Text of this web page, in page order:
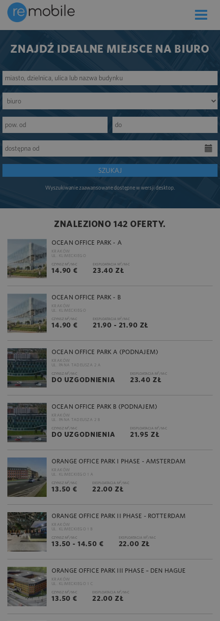
Toggle
ZNAJDŹ IDEALNE MIEJSCE NA BIURO
SZUKAJ
Wyszukiwanie zaawansowane dostępne w wersji desktop.
ZNALEZIONO 142 OFERTY.
OCEAN OFFICE PARK - A
KRAKÓW
UL. KLIMECKIEGO
CZYNSZ M2 /M-C
14.90 €
EKSPLOATACJA M2 /M-C
23.40 ZŁ
OCEAN OFFICE PARK - B
KRAKÓW
UL. KLIMECKIEGO
CZYNSZ M2 /M-C
14.90 €
EKSPLOATACJA M2 /M-C
21.90 - 21.90 ZŁ
OCEAN OFFICE PARK A (PODNAJEM)
KRAKÓW
UL. PANA TADEUSZA 2 A
CZYNSZ M2 /M-C
DO UZGODNIENIA
EKSPLOATACJA M2 /M-C
23.40 ZŁ
OCEAN OFFICE PARK B (PODNAJEM)
KRAKÓW
UL. PANA TADEUSZA 2 B
CZYNSZ M2 /M-C
DO UZGODNIENIA
EKSPLOATACJA M2 /M-C
21.95 ZŁ
ORANGE OFFICE PARK I PHASE - AMSTERDAM
KRAKÓW
UL. KLIMECKIEGO 1 A
CZYNSZ M2 /M-C
13.50 €
EKSPLOATACJA M2 /M-C
22.00 ZŁ
ORANGE OFFICE PARK II PHASE - ROTTERDAM
KRAKÓW
UL. KLIMECKIEGO 1 B
CZYNSZ M2 /M-C
13.50 - 14.50 €
EKSPLOATACJA M2 /M-C
22.00 ZŁ
ORANGE OFFICE PARK III PHASE – DEN HAGUE
KRAKÓW
UL. KLIMECKIEGO 1 C
CZYNSZ M2 /M-C
13.50 €
EKSPLOATACJA M2 /M-C
22.00 ZŁ